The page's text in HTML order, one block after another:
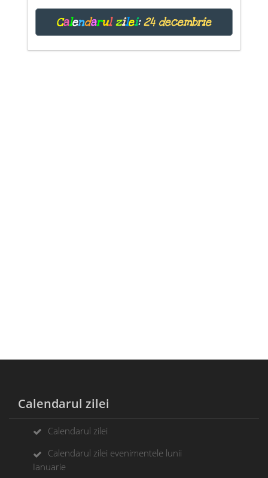
Calendarul zilei: 24 decembrie
Calendarul zilei
Calendarul zilei
Calendarul zilei evenimentele lunii
Ianuarie